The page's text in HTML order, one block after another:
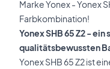
Marke Yonex - Yonex
Farbkombination!
Yonex SHB 65 Z2 -
qualitätsbewussten
Yonex SHB 65 Z2 ist